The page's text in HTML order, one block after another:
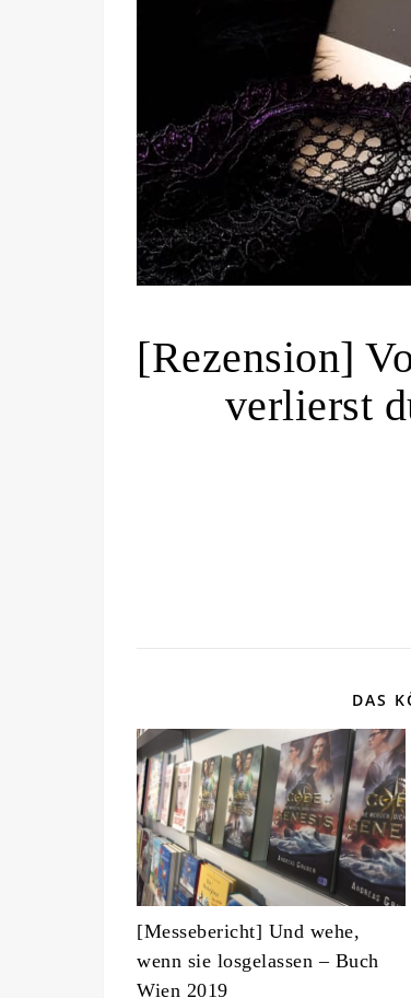
[Rezension]
verlierst
DAS
[Messebericht] Und wehe,
wenn sie losgelassen – Buch
Wien 2019